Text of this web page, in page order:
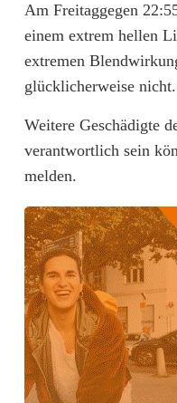
t
a
s
e
p
o
i
n
t
e
Am Freitaggegen
einem extrem hellen
extremen
glücklicherweise nicht.
Weitere Geschädigte
verantwortlich sein
melden.